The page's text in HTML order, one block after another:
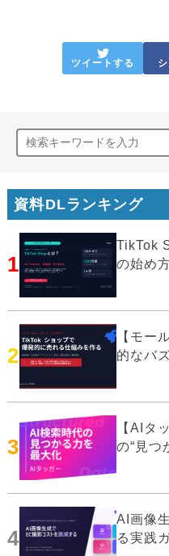
ツイートする
資料DLランキング
1
TikTok
の始め
2
【モー
的なバ
3
【AIタ
の“見つ
4
AI画像
る実践